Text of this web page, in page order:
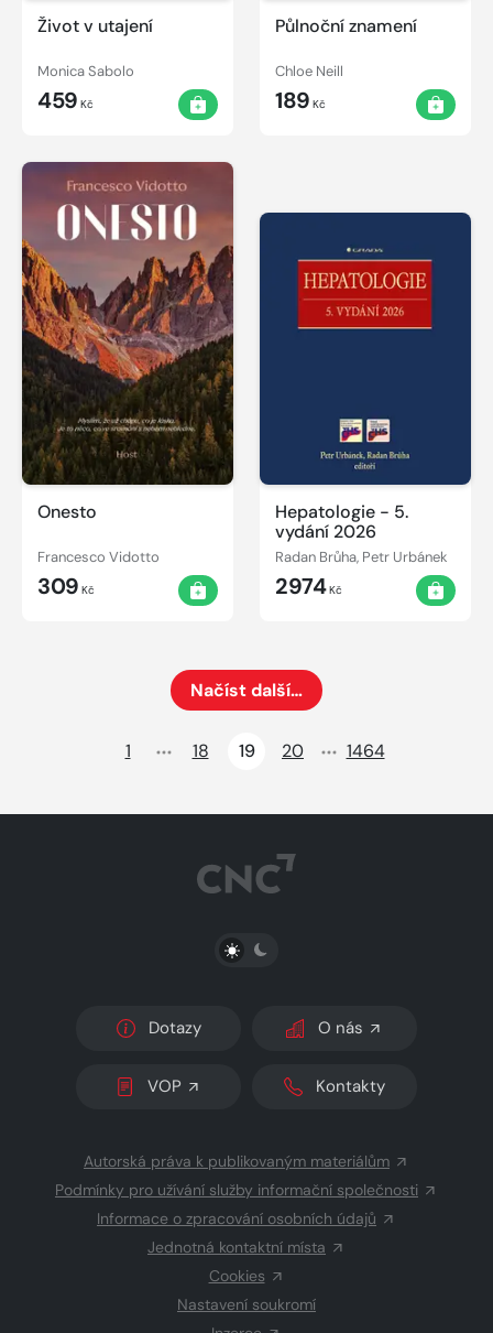
Život v utajení
Monica Sabolo
459 Kč
Půlnoční znamení
Chloe Neill
189 Kč
Onesto
Francesco Vidotto
309 Kč
Hepatologie - 5.
vydání 2026
Radan Brůha, Petr Urbánek
2974Kč
Načíst další…
1
18 19 20 1464
PŘEPNOUT SVĚTLÝ/TMAVÝ REŽIM
Dotazy O nás
VOP Kontakty
Autorská práva k publikovaným materiálům
Podmínky pro užívání služby informační společnosti
Informace o zpracování osobních údajů
Jednotná kontaktní místa
Cookies
Nastavení soukromí